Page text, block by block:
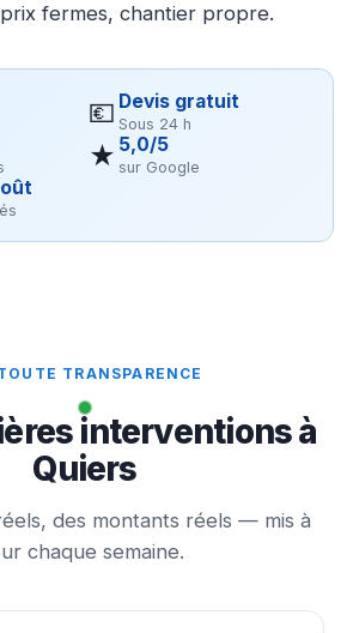
fermes, chantier propre.
💶 Devis gratuit
Sous 24 h
★ 5,0/5
sur Google
TRANSPARENCE
interventions à
Quiers
des montants réels — mis à
chaque semaine.